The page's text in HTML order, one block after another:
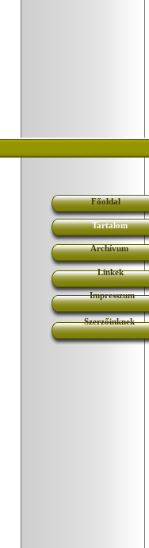
Főoldal
Tartalom
Archívum
Linkek
Impresszum
Szerzőinknek